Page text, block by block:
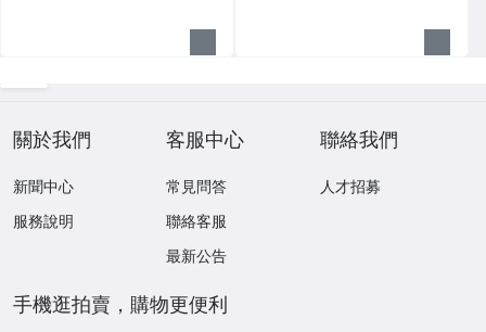
關於我們
新聞中心
服務說明
客服中心
常見問答
聯絡客服
最新公告
聯絡我們
人才招募
手機逛拍賣，購物更便利